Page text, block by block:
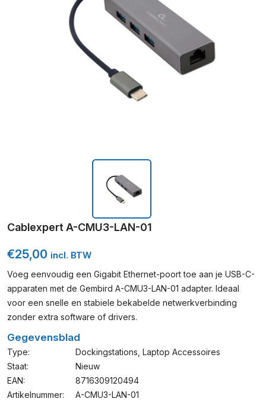
Cablexpert A-CMU3-LAN-01
€25,00 incl. BTW
Voeg eenvoudig een Gigabit Ethernet-poort toe aan je USB-C-
apparaten met de Gembird A-CMU3-LAN-01 adapter. Ideaal
voor een snelle en stabiele bekabelde netwerkverbinding
zonder extra software of drivers.
Gegevensblad
Type: Dockingstations Laptop Accessoires
Staat:
Nieuw
EAN:
8716309120494
Artikelnummer:
A-CMU3-LAN-01